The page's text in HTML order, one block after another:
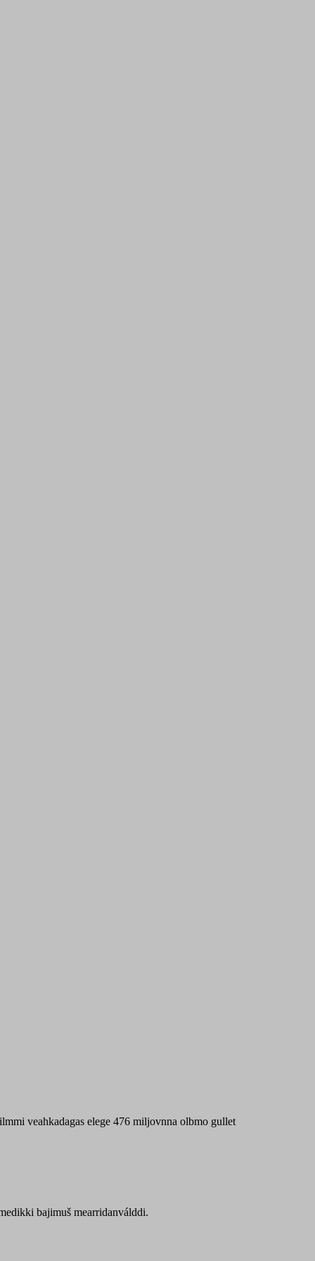
veahkadagas elege 476 miljovnna olbmo gullet
bajimuš mearridanválddi.